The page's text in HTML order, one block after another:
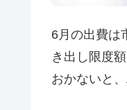
6月の出費は
き出し限度
おかないと